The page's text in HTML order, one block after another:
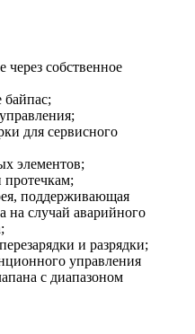
через собственное
байпас;
для сервисного
элементов;
протечкам;
поддерживающая
на случай аварийного
и разрядки;
управления
с диапазоном